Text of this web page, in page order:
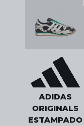
ADIDAS
ORIGINALS
ESTAMPADO